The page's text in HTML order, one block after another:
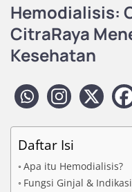
Hemodialisis:
CitraRaya
Kesehatan
Daftar Isi
Apa itu Hemodialisis?
Fungsi Ginjal &